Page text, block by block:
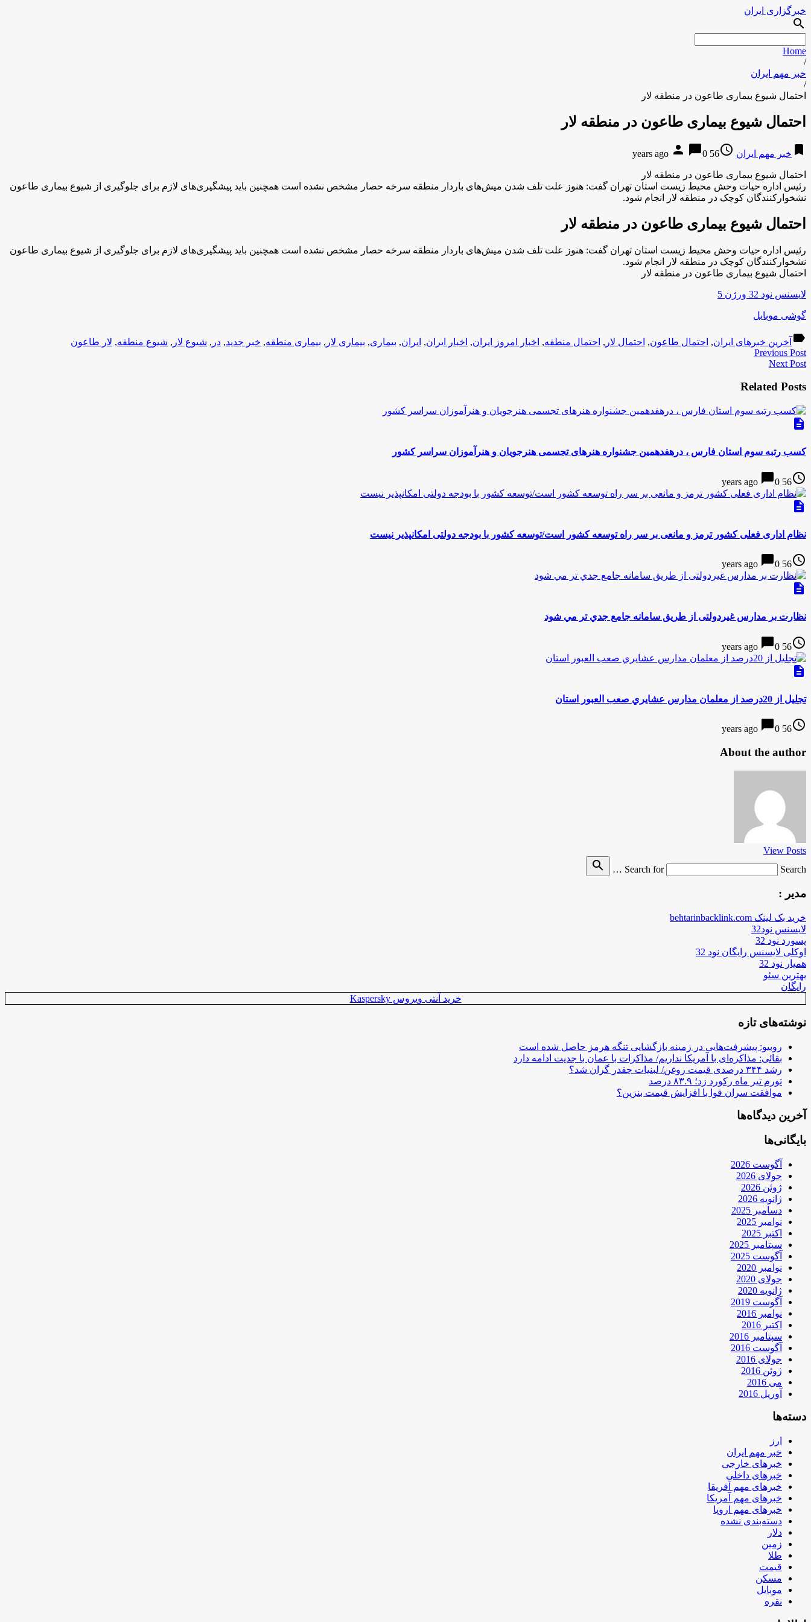
خبرگزاری ایران
search
Home
/
خبر مهم ایران
/
احتمال شیوع بیماری طاعون در منطقه لار
احتمال شیوع بیماری طاعون در منطقه لار
bookmark خبر مهم ایران access_time
56 years ago
person chat_bubble0
احتمال شیوع بیماری طاعون در منطقه لار
رئیس اداره حیات وحش محیط زیست استان تهران گفت: هنوز علت تلف شدن میش‌های باردار منطقه سرخه حصار مشخص نشده است همچنین باید پیشگیری‌های لازم برای جلوگیری از شیوع بیماری طاعون
نشخوارکنندگان کوچک در منطقه لار انجام شود.
احتمال شیوع بیماری طاعون در منطقه لار
رئیس اداره حیات وحش محیط زیست استان تهران گفت: هنوز علت تلف شدن میش‌های باردار منطقه سرخه حصار مشخص نشده است همچنین باید پیشگیری‌های لازم برای جلوگیری از شیوع بیماری طاعون
نشخوارکنندگان کوچک در منطقه لار انجام شود.
احتمال شیوع بیماری طاعون در منطقه لار
لایسنس نود 32 ورژن 5
گوشی موبایل
label آخرین خبرهای ایران, احتمال طاعون, احتمال لار , احتمال منطقه, اخبار امروز ایران, اخبار ایران, ایران, بیماری, بیماری لار , بیماری منطقه, خبر جدید, در , شیوع لار , شیوع منطقه, لار طاعون
Previous Post
Next Post
Related Posts
description
کسب رتبه سوم استان فارس ، درهفدهمین جشنواره هنرهای تجسمی هنرجویان و هنرآموزان سراسر کشور
access_time
56 years ago
chat_bubble0
description
نظام اداری فعلی کشور ترمز و مانعی بر سر راه توسعه کشور است/توسعه کشور با بودجه دولتی امکانپذیر نیست
access_time
56 years ago
chat_bubble0
description
نظارت بر مدارس غیردولتی از طريق سامانه جامع جدي تر مي شود
access_time
56 years ago
chat_bubble0
description
تجلیل از 20درصد از معلمان مدارس عشايري صعب العبور استان
access_time
56 years ago
chat_bubble0
About the author
View Posts
Search for
Search …
search
مدیر :
خرید بک لینک behtarinbacklink.com
لایسنس نود32
پسورد نود 32
اوکلی لایسنس رایگان نود 32
همیار نود 32
بهترین سئو
رایگان
خرید آنتی ویروس Kaspersky
نوشته‌های تازه
روبیو: پیشرفت‌هایی در زمینه بازگشایی تنگه هرمز حاصل شده است
بقائی: مذاکره‌ای با آمریکا نداریم/ مذاکرات با عمان با جدیت ادامه دارد
رشد ۳۴۴ درصدی قیمت روغن/ لبنیات چقدر گران شد؟
تورم تیر ماه رکورد زد؛ ۸۳.۹ درصد
موافقت سران قوا با افزایش قیمت بنزین؟
آخرین دیدگاه‌ها
بایگانی‌ها
آگوست 2026
جولای 2026
ژوئن 2026
ژانویه 2026
دسامبر 2025
نوامبر 2025
اکتبر 2025
سپتامبر 2025
آگوست 2025
نوامبر 2020
جولای 2020
ژانویه 2020
آگوست 2019
نوامبر 2016
اکتبر 2016
سپتامبر 2016
آگوست 2016
جولای 2016
ژوئن 2016
می 2016
آوریل 2016
دسته‌ها
ارز
خبر مهم ایران
خبرهای خارجی
خبرهای داخلی
خبرهای مهم آفریقا
خبرهای مهم آمریکا
خبرهای مهم اروپا
دسته‌بندی نشده
دلار
زمین
طلا
قیمت
مسکن
موبایل
نقره